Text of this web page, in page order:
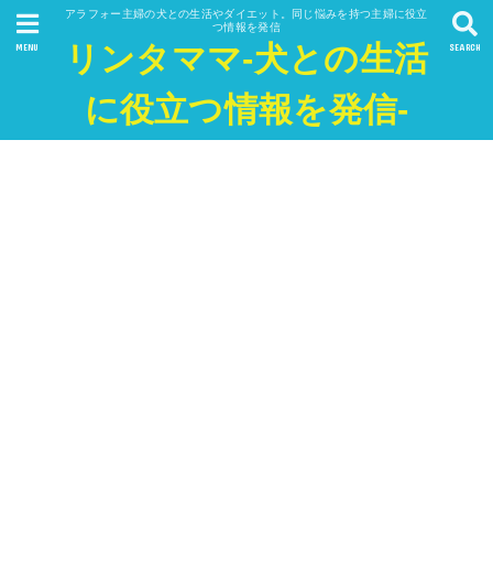
アラフォー主婦の犬との生活やダイエット。同じ悩みを持つ主婦に役立
つ情報を発信
リンタママ-犬との生活
に役立つ情報を発信-
SEARCH
MENU